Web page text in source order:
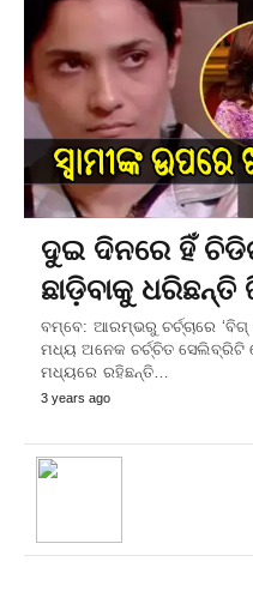
ଦୁଇ ଦିନରେ ହିଁ
ଛାଡ଼ିବାକୁ ଧରିଛନ୍ତି
ବମ୍ବେ: ଆରମ୍ଭରୁ ଚର୍ଚ୍ଚାରେ
ମଧ୍ୟ ଅନେକ ଚର୍ଚ୍ଚିତ ସେଲିବ୍ରିଟି
ମଧ୍ୟରେ ରହିଛନ୍ତି…
3 years ago